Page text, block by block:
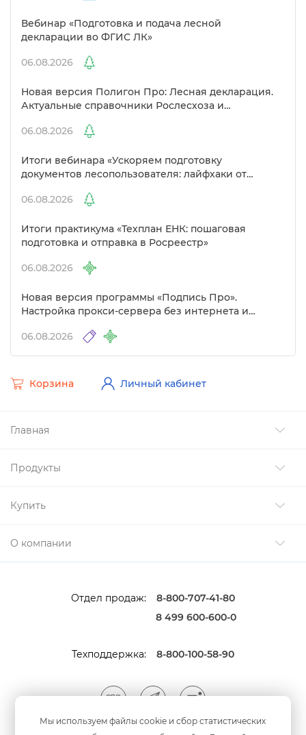
Мы используем файлы cookie и сбор статистических
ебинар «Подготовка и подача лесной
декларации во ФГИС ЛК»
06.08.2026
Новая версия Полигон Про: Лесная декларация.
Актуальные справочники Рослесхоза и
06.08.2026
Итоги вебинара «Ускоряем подготовку
документов лесопользователя: лайфхаки от
06.08.2026
Итоги практикума «Техплан ЕНК: пошаговая
подготовка и отправка в Росреестр»
06.08.2026
Новая версия программы «Подпись Про».
Настройка прокси-сервера без интернета и
06.08.2026
Главная
Продукты
Купить
О компании
Корзина Личный кабинет
Отдел продаж:
8-800-707-41-80
8 499 600-600-0
Техподдержка: 8-800-100-58-90